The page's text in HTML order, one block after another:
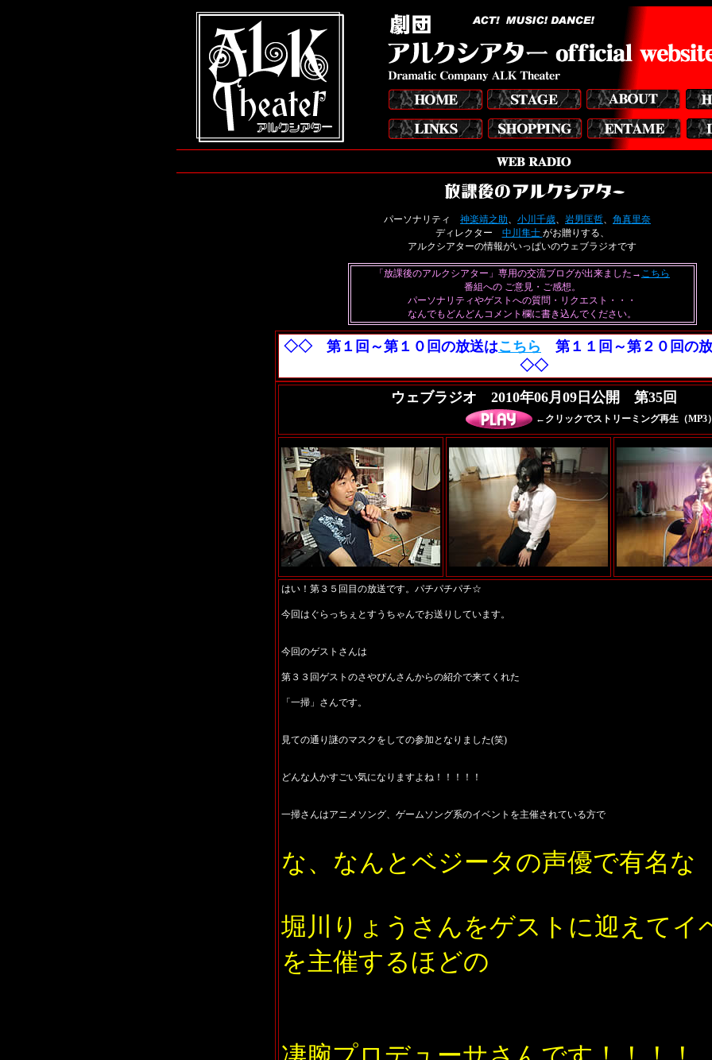
パーソナリティ 神楽靖之助、 小川千歳、 岩男匡哲、 角真里奈
ディレクター 中川隼士 がお贈りする、
アルクシアターの情報がいっぱいのウェブラジオです
「放課後のアルクシアター」専用の交流ブログが出来ました→ こちら
番組への ご意見・ご感想。
パーソナリティやゲストへの質問・リクエスト・・・
なんでもどんどんコメント欄に書き込んでください。
◇◇ 第１回～第１０回の放送はこちら 第１１回～第２０回の
◇◇
ウェブラジオ 2010年06月09日公開 第35回
←クリックでストリーミング再生（MP3
はい！第３５回目の放送です。パチパチパチ☆
今回はぐらっちぇとすうちゃんでお送りしています。
今回のゲストさんは
第３３回ゲストのさやぴんさんからの紹介で来てくれた
「一掃」さんです。
見ての通り謎のマスクをしての参加となりました(笑)
どんな人かすごい気になりますよね！！！！！
一掃さんはアニメソング、ゲームソング系のイベントを主催されている方で
な、なんとベジータの声優で有名な
堀川りょうさんをゲストに迎えてイ
を主催するほどの